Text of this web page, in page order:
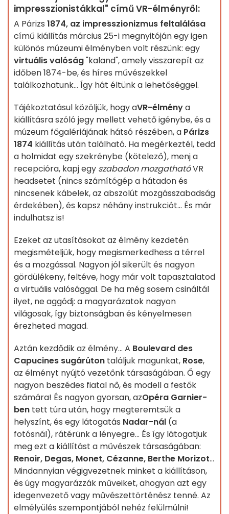
impresszionistákkal" című VR-élményről:
A Párizs 1874, az impresszionizmus feltalálása
című kiállítás március 25-i megnyitóján egy igen
különös múzeumi élményben volt részünk: egy
virtuális valóság"kaland", amely visszarepít az
időben 1874-be, és híres művészekkel
találkozhatunk... Így hát éltünk a lehetőséggel.
Tájékoztatásul közöljük, hogy aVR-élménya
kiállításra szóló jegy mellett vehető igénybe, és a
múzeum főgalériájának hátsó részében, a Párizs
1874 kiállítás után található. Ha megérkeztél, tedd
a holmidat egy szekrénybe (kötelező), menj a
recepcióra, kapj egy szabadon mozgathatóVR
headsetet (nincs számítógép a hátadon és
nincsenek kábelek, az abszolút mozgásszabadság
érdekében), és kapsz néhány instrukciót... És már
indulhatsz is!
Ezeket az utasításokat az élmény kezdetén
megismételjük, hogy megismerkedhess a térrel
és a mozgással. Nagyon jól sikerült és nagyon
gördülékeny, feltéve, hogy már volt tapasztalatod
a virtuális valósággal. De ha még sosem csináltál
ilyet, ne aggódj: a magyarázatok nagyon
világosak, így biztonságban és kényelmesen
érezheted magad.
Aztán kezdődik az élmény... A Boulevard des
Capucines sugárúton találjuk magunkat, Rose,
az élményt nyújtó vezetőnk társaságában. Ő egy
nagyon beszédes fiatal nő, és modell a festők
számára! És nagyon gyorsan, azOpéra Garnier-
ben tett túra után, hogy megteremtsük a
helyszínt, és egy látogatás Nadar-nál (a
fotósnál), rátérünk a lényegre... És így látogatjuk
meg ezt a kiállítást a művészek társaságában:
Renoir, Degas, Monet, Cézanne, Berthe Morizot...
Mindannyian végigvezetnek minket a kiállításon,
és úgy magyarázzák műveiket, ahogyan azt egy
idegenvezető vagy művészettörténész tenné. Az
elmélyülés szempontjából nehéz felülmúlni!